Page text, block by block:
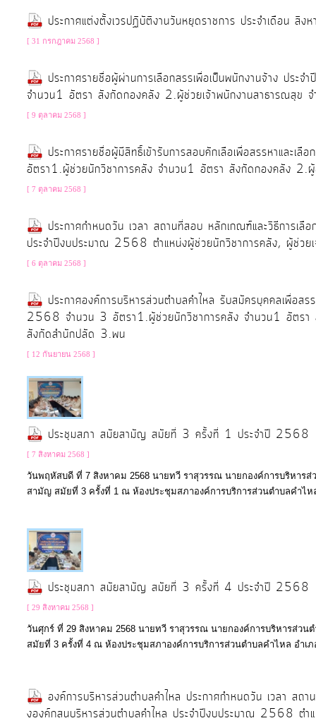
ประกาศแต่งตั้งเวรปฏิบัติงานวันหยุดราชการ ประจำเดือน
[ 31 กรกฎาคม 2568 ]
ประกาศรายชื่อผู้ผ่านการเลือกสรรเพื่อเป็นพนักงานจ้าง ป
จำนวน1 อัตรา สังกัดกองคลัง 2.ผู้ช่วยเจ้าพนักงานสาธารณสุข
[ 9 ตุลาคม 2568 ]
ประกาศรายชื่อผู้มีสิทธิ์เข้ารับการสอบคักเลือเพื่อสรรหาและ
อัตรา1.ผู้ช่วยนักวิชาการคลัง จำนวน1 อัตรา สังกัดกองคลัง 2.
[ 7 ตุลาคม 2568 ]
ประกาศกำหนดวัน เวลา สถานที่สอบ หลักเกณฑ์และวิธีการเลื
ประจำปีงบประมาณ 2568 ตำแหน่งผู้ช่วยนักวิชาการคลัง, ผู้ช่วย
[ 6 ตุลาคม 2568 ]
ประกาศองค์การบริหารส่วนตำบลคำไหล รับสมัครบุคคลเพื่อส
2568 จำนวน 3 อัตรา1.ผู้ช่วยนักวิชาการคลัง จำนวน1 อัตรา
สังกัดสำนักปลัด 3.พน
[ 12 กันยายน 2568 ]
ประชุมสภา สมัยสามัญ สมัยที่ 3 ครั้งที่ 1 ประจำปี 2568
[ 7 สิงหาคม 2568 ]
วันพฤหัสบดี ที่ 7 สิงหาคม 2568 นายทวี ราสุวรรณ นายกองค์การบริหา
สามัญ สมัยที่ 3 ครั้งที่ 1 ณ ห้องประชุมสภาองค์การบริการส่วนตำบลคำไห
ประชุมสภา สมัยสามัญ สมัยที่ 3 ครั้งที่ 4 ประจำปี 2568
[ 29 สิงหาคม 2568 ]
วันศุกร์ ที่ 29 สิงหาคม 2568 นายทวี ราสุวรรณ นายกองค์การบริหารส่
สมัยที่ 3 ครั้งที่ 4 ณ ห้องประชุมสภาองค์การบริการส่วนตำบลคำไหล อำเ
องค์การบริหารส่วนตำบลคำไหล ประกาศกำหนดวัน เวลา สถ
งองค์กสนบริหารส่วนตำบลคำไหล ประจำปีงบประมาณ 2568 ตำ